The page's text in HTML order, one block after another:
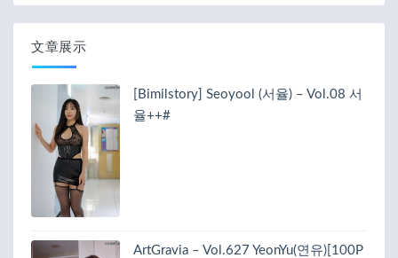
文章展示
[Bimilstory] Seoyool (서율) – Vol.08 서
율++#
ArtGravia – Vol.627 YeonYu(연유)[100P